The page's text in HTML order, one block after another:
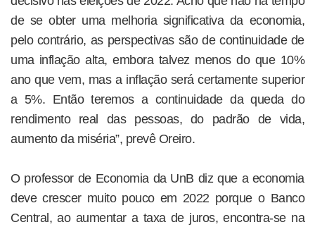
de se obter uma melhoria significativa da economia,
pelo contrário, as perspectivas são de continuidade de
uma inflação alta, embora talvez menos do que 10%
ano que vem, mas a inflação será certamente superior
a 5%. Então teremos a continuidade da queda do
rendimento real das pessoas, do padrão de vida,
aumento da miséria”, prevê Oreiro.
O professor de Economia da UnB diz que a economia
deve crescer muito pouco em 2022 porque o Banco
Central, ao aumentar a taxa de juros, encontra-se na